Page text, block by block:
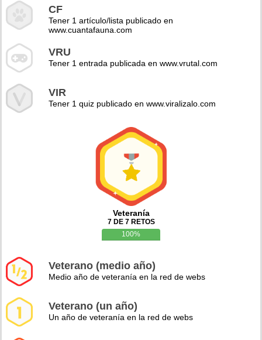
CF
Tener 1 artículo/lista publicado en
www.cuantafauna.com
VRU
Tener 1 entrada publicada en www.vrutal.com
VIR
Tener 1 quiz publicado en www.viralizalo.com
Veteranía
7 DE 7 RETOS
100%
Veterano (medio año)
Medio año de veteranía en la red de webs
Veterano (un año)
Un año de veteranía en la red de webs